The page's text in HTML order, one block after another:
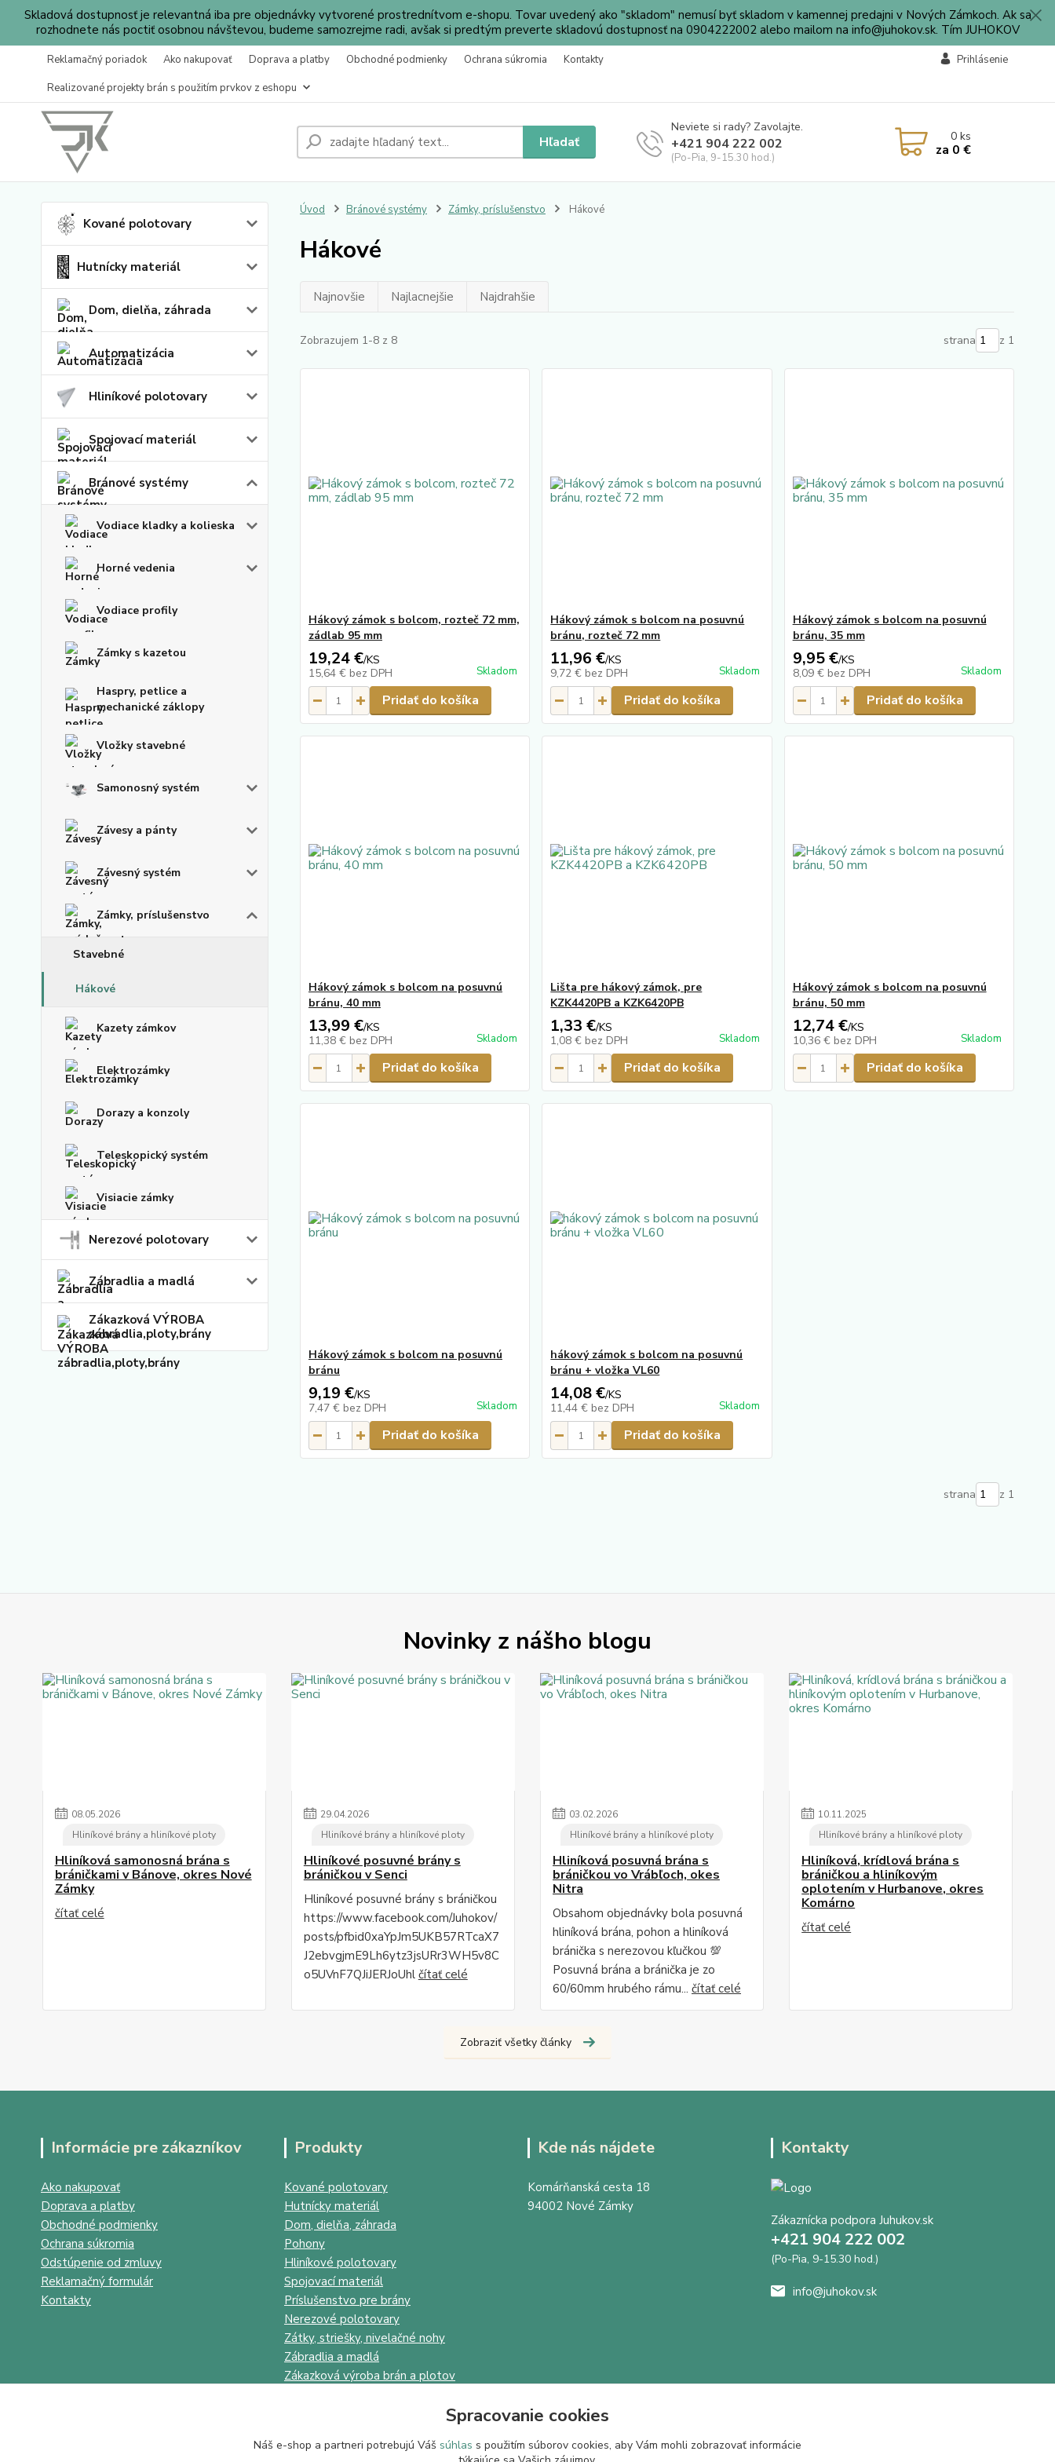
Skladová dostupnosť je relevantná iba pre objednávky vytvorené prostrednítvom e-shopu. Tovar uvedený ako "skladom" nemusí byť skladom v kamennej predajni v Nových Zámkoch. Ak sa
rozhodnete nás poctiť osobnou návštevou, budeme samozrejme radi, avšak si predtým preverte skladovú dostupnosť na 0904222002 alebo mailom na info@juhokov.sk. Tím JUHOKOV
Reklamačný poriadok Ako nakupovať Doprava a platby Obchodné podmienky Ochrana súkromia
Kontakty
Realizované projekty brán s použitím prvkov z eshopu
Prihlásenie
Hľadať
Neviete si rady? Zavolajte.
+421 904 222 002
(Po-Pia, 9-15.30 hod.)
0ks
za 0 €
Kované polotovary
Hutnícky materiál
Dom, dielňa, záhrada
Automatizácia
Hliníkové polotovary
Spojovací materiál
Bránové systémy
Vodiace kladky a kolieska
Horné vedenia
Vodiace profily
Zámky s kazetou
Haspry, petlice a
mechanické záklopy
Vložky stavebné
Samonosný systém
Závesy a pánty
Závesný systém
Zámky, príslušenstvo
Stavebné
Hákové
Kazety zámkov
Elektrozámky
Dorazy a konzoly
Teleskopický systém
Visiacie zámky
Nerezové polotovary
Zábradlia a madlá
Zákazková VÝROBA
zábradlia,ploty,brány
Úvod Bránové systémy Zámky, príslušenstvo Hákové
Hákové
Najnovšie Najlacnejšie Najdrahšie
Zobrazujem 1-8 z 8 strana z 1
Hákový zámok s bolcom, rozteč 72 mm,
zádlab 95 mm
19,24 €/KS
15,64 € bez DPH Skladom
Pridať do košíka
Hákový zámok s bolcom na posuvnú
bránu, rozteč 72 mm
11,96 €/KS
9,72 € bez DPH Skladom
Pridať do košíka
Hákový zámok s bolcom na posuvnú
bránu, 35 mm
9,95 €/KS
8,09 € bez DPH Skladom
Pridať do košíka
Hákový zámok s bolcom na posuvnú
bránu, 40 mm
13,99 €/KS
11,38 € bez DPH Skladom
Pridať do košíka
Lišta pre hákový zámok, pre
KZK4420PB a KZK6420PB
1,33 €/KS
1,08 € bez DPH Skladom
Pridať do košíka
Hákový zámok s bolcom na posuvnú
bránu, 50 mm
12,74 €/KS
10,36 € bez DPH Skladom
Pridať do košíka
Hákový zámok s bolcom na posuvnú
bránu
9,19 €/KS
7,47 € bez DPH Skladom
Pridať do košíka
hákový zámok s bolcom na posuvnú
bránu + vložka VL60
14,08 €/KS
11,44 € bez DPH Skladom
Pridať do košíka
strana z 1
Novinky z nášho blogu
08.05.2026
Hliníkové brány a hliníkové ploty
Hliníková samonosná brána s
bráničkami v Bánove, okres Nové
Zámky
čítať celé
29.04.2026
Hliníkové brány a hliníkové ploty
Hliníkové posuvné brány s
bráničkou v Senci
Hliníkové posuvné brány s bráničkou
https://www.facebook.com/Juhokov/
posts/pfbid0xaYpJm5UKB57RTcaX7
J2ebvgjmE9Lh6ytz3jsURr3WH5v8C
o5UVnF7QJiJERJoUhl čítať celé
03.02.2026
Hliníkové brány a hliníkové ploty
Hliníková posuvná brána s
bráničkou vo Vrábľoch, okes
Nitra
Obsahom objednávky bola posuvná
hliníková brána, pohon a hliníková
bránička s nerezovou kľučkou 💯
Posuvná brána a bránička je zo
60/60mm hrubého rámu... čítať celé
10.11.2025
Hliníkové brány a hliníkové ploty
Hliníková, krídlová brána s
bráničkou a hliníkovým
oplotením v Hurbanove, okres
Komárno
čítať celé
Zobraziť všetky články
Informácie pre zákazníkov
Ako nakupovať
Doprava a platby
Obchodné podmienky
Ochrana súkromia
Odstúpenie od zmluvy
Reklamačný formulár
Kontakty
Produkty
Kované polotovary
Hutnícky materiál
Dom, dielňa, záhrada
Pohony
Hliníkové polotovary
Spojovací materiál
Príslušenstvo pre brány
Nerezové polotovary
Zátky, striešky, nivelačné nohy
Zábradlia a madlá
Zákazková výroba brán a plotov
Kde nás nájdete
Komárňanská cesta 18
94002 Nové Zámky
Kontakty
Zákaznícka podpora Juhukov.sk
+421 904 222 002
(Po-Pia, 9-15.30 hod.)
info@juhokov.sk
Spracovanie cookies
Náš e-shop a partneri potrebujú Váš súhlas s použitím súborov cookies, aby Vám mohli zobrazovať informácie